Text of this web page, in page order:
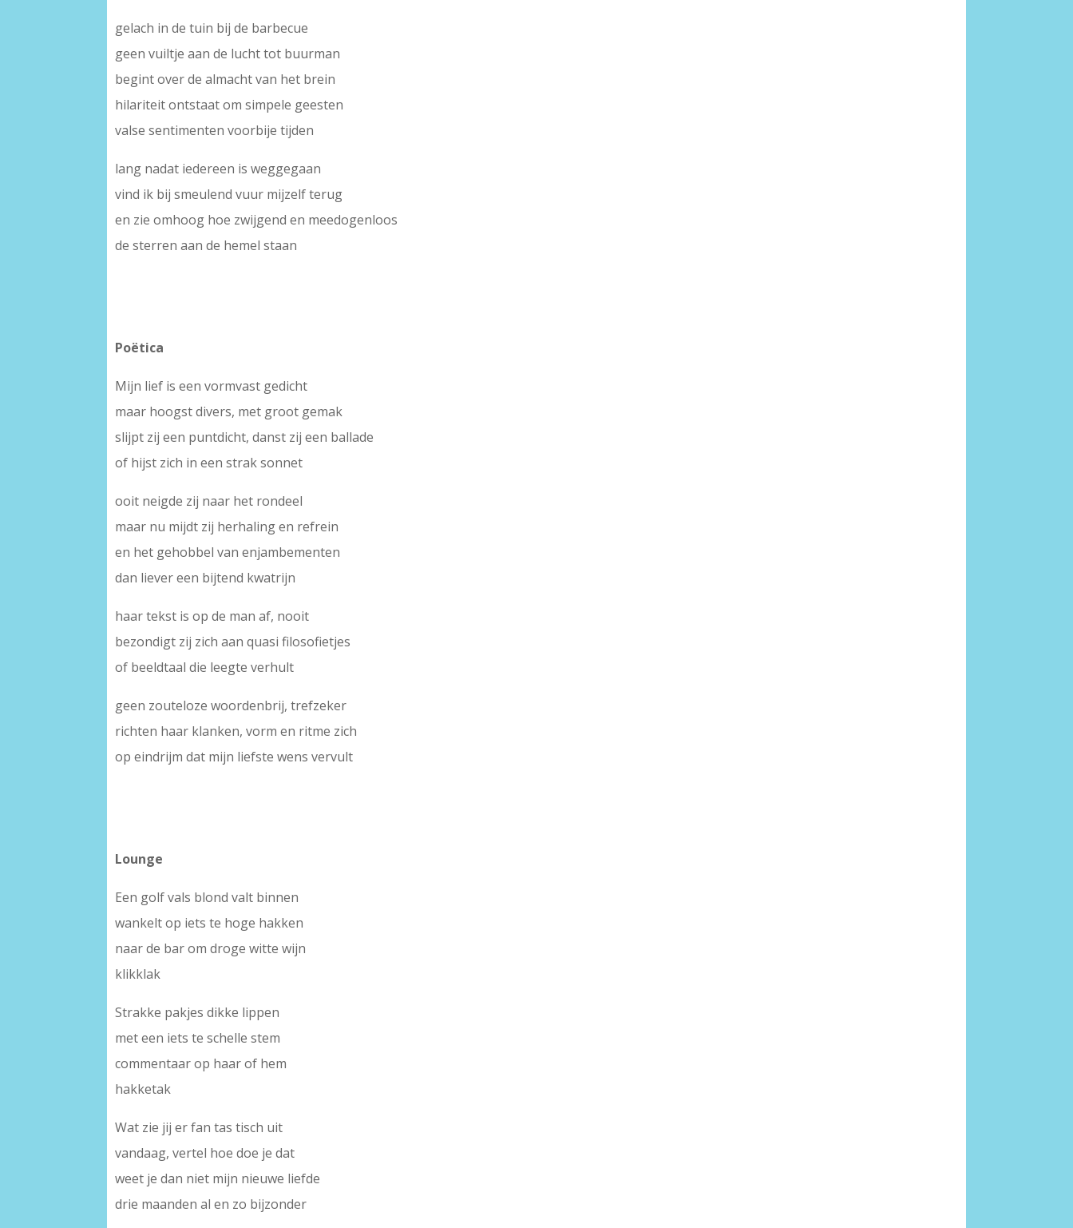
gelach in de tuin bij de barbecue
geen vuiltje aan de lucht tot buurman
begint over de almacht van het brein
hilariteit ontstaat om simpele geesten
valse sentimenten voorbije tijden
lang nadat iedereen is weggegaan
vind ik bij smeulend vuur mijzelf terug
en zie omhoog hoe zwijgend en meedogenloos
de sterren aan de hemel staan
Poëtica
Mijn lief is een vormvast gedicht
maar hoogst divers, met groot gemak
slijpt zij een puntdicht, danst zij een ballade
of hijst zich in een strak sonnet
ooit neigde zij naar het rondeel
maar nu mijdt zij herhaling en refrein
en het gehobbel van enjambementen
dan liever een bijtend kwatrijn
haar tekst is op de man af, nooit
bezondigt zij zich aan quasi filosofietjes
of beeldtaal die leegte verhult
geen zouteloze woordenbrij, trefzeker
richten haar klanken, vorm en ritme zich
op eindrijm dat mijn liefste wens vervult
Lounge
Een golf vals blond valt binnen
wankelt op iets te hoge hakken
naar de bar om droge witte wijn
klikklak
Strakke pakjes dikke lippen
met een iets te schelle stem
commentaar op haar of hem
hakketak
Wat zie jij er fan tas tisch uit
vandaag, vertel hoe doe je dat
weet je dan niet mijn nieuwe liefde
drie maanden al en zo bijzonder